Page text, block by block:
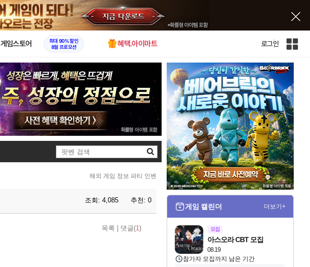
X
게임스토어
최대 90% 할인
8월 프로모션
혜택.아이마트 로그인
인
사
이
트
맵
검
해외 게임 정보 파티 인벤
조회: 4,085 추천: 0
목록 댓글(1)
게임 캘린더 더보기+
모집
08.19
아스오라 CBT 모집
참가자 모집까지 남은 기간